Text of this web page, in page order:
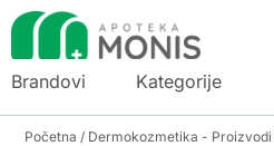
Brandovi Kategorije
Početna / Dermokozmetika -